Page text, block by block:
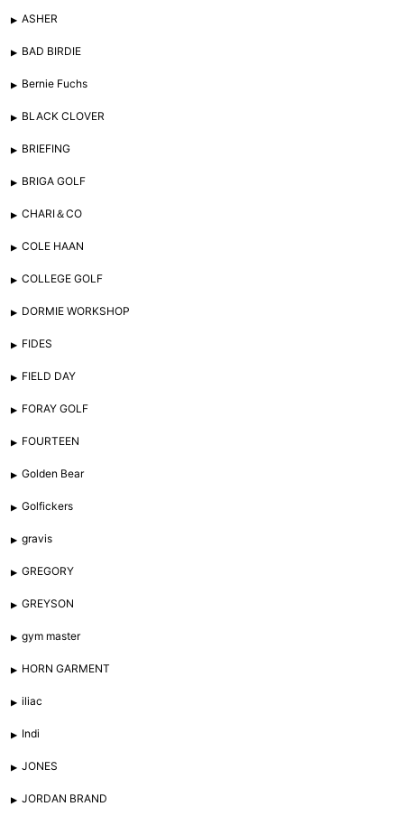
ASHER
BAD BIRDIE
Bernie Fuchs
BLACK CLOVER
BRIEFING
BRIGA GOLF
CHARI＆CO
COLE HAAN
COLLEGE GOLF
DORMIE WORKSHOP
FIDES
FIELD DAY
FORAY GOLF
FOURTEEN
Golden Bear
Golfickers
gravis
GREGORY
GREYSON
gym master
HORN GARMENT
iliac
Indi
JONES
JORDAN BRAND